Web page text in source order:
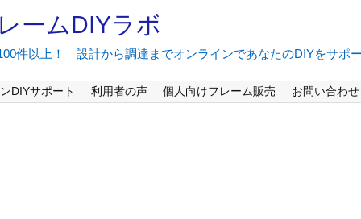
ームDIYラボ
件以上！ 設計から調達までオンラインであなたのDIYをサポ
DIYサポート 利用者の声 個人向けフレーム販売 お問い合わせ